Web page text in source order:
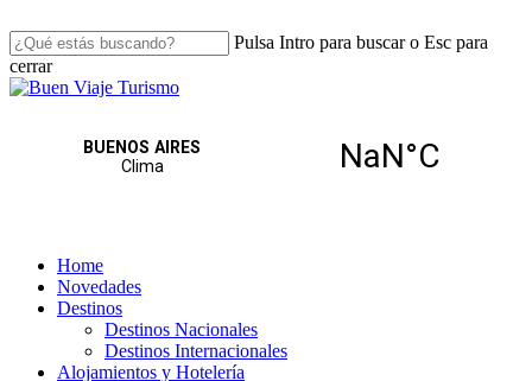
to
main
content
Pulsa Intro para buscar o Esc para
cerrar
Close
search
Menu
Home
Novedades
Destinos
Destinos Nacionales
Destinos Internacionales
Alojamientos y Hotelería